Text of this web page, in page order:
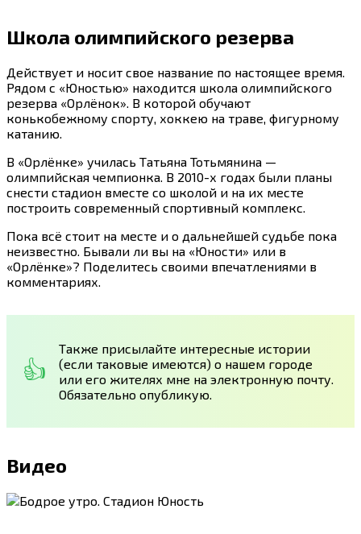
Школа олимпийского резерва
Действует и носит свое название по настоящее время.
Рядом с «Юностью» находится школа олимпийского
резерва «Орлёнок». В которой обучают
конькобежному спорту, хоккею на траве, фигурному
катанию.
В «Орлёнке» училась Татьяна Тотьмянина —
олимпийская чемпионка. В 2010-х годах были планы
снести стадион вместе со школой и на их месте
построить современный спортивный комплекс.
Пока всё стоит на месте и о дальнейшей судьбе пока
неизвестно. Бывали ли вы на «Юности» или в
«Орлёнке»? Поделитесь своими впечатлениями в
комментариях.
Также присылайте интересные истории
(если таковые имеются) о нашем городе
или его жителях мне на электронную почту.
Обязательно опубликую.
Видео